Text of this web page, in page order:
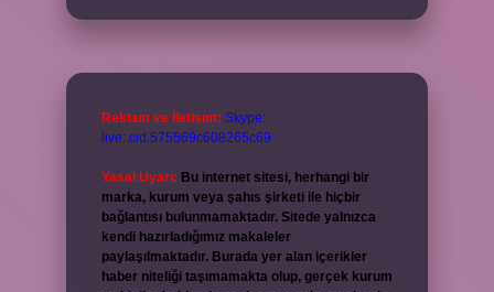
Reklam ve İletişim: Skype:
live:.cid.575569c608265c69
Yasal Uyarı: Bu internet sitesi, herhangi bir
marka, kurum veya şahıs şirketi ile hiçbir
bağlantısı bulunmamaktadır. Sitede yalnızca
kendi hazırladığımız makaleler
paylaşılmaktadır. Burada yer alan içerikler
haber niteliği taşımamakta olup, gerçek kurum